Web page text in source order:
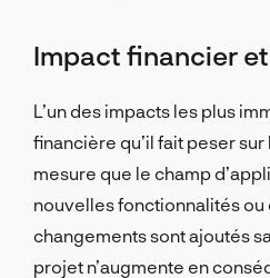
Impact financier
L’un des impacts les plus
financière qu’il fait peser sur
mesure que le champ
nouvelles fonctionnalités ou
changements sont ajoutés
projet n’augmente en